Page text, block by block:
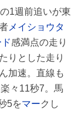
の1週前追いが東
メイショウタ
感満点の走り
りとした走り
加速。直線も
々11秒7。馬
5をマークし